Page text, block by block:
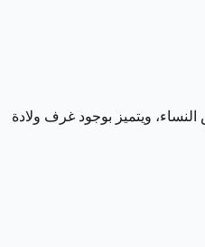
ويتميز بوجود غرف ولادة